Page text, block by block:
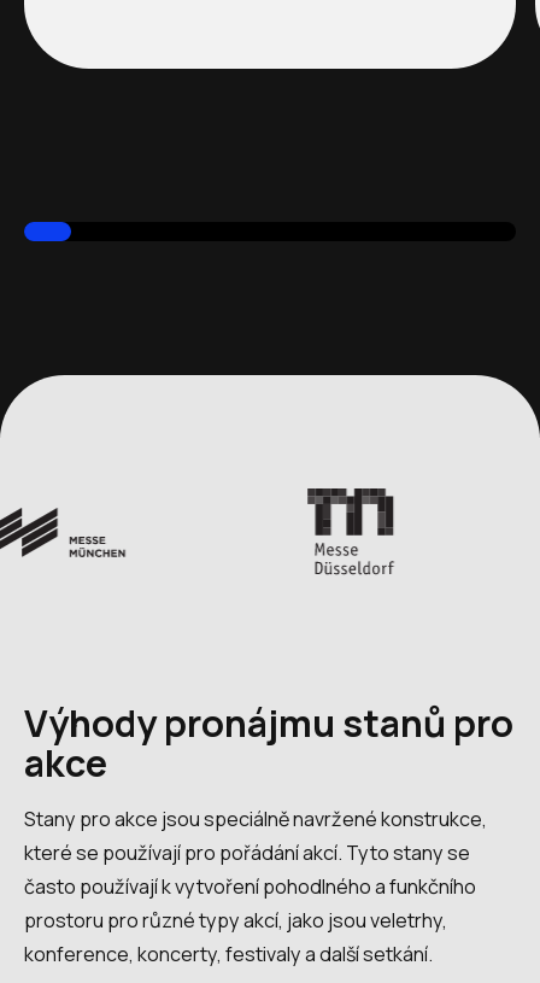
Výhody pronájmu stanů pro
akce
Stany pro akce jsou speciálně navržené konstrukce,
které se používají pro pořádání akcí. Tyto stany se
často používají k vytvoření pohodlného a funkčního
prostoru pro různé typy akcí, jako jsou veletrhy,
konference, koncerty, festivaly a další setkání.